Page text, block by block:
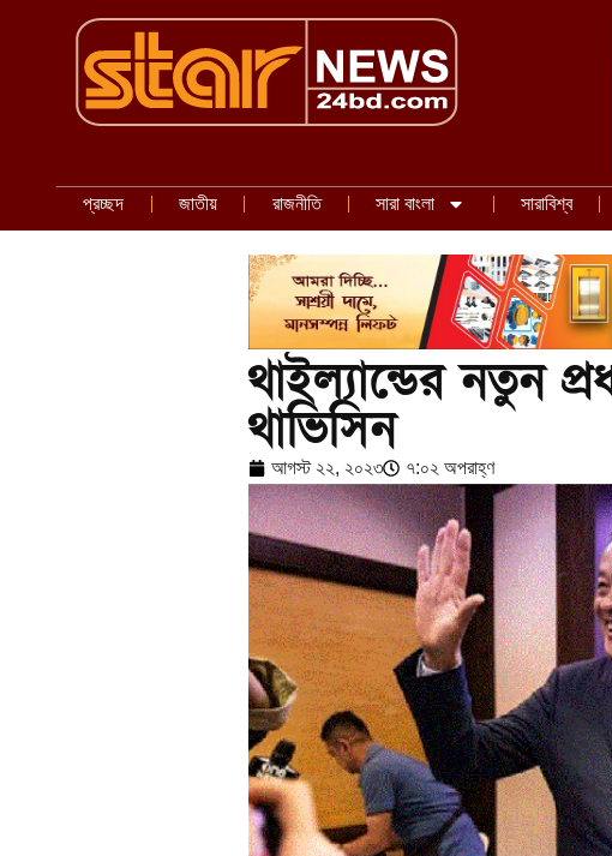
প্রচ্ছদ জাতীয় রাজনীতি সারা বাংলা সারাবিশ্ব
থাইল্যান্ডের নতুন
থাভিসিন
আগস্ট ২২, ২০২৩ ৭:০২ অপরাহ্ণ